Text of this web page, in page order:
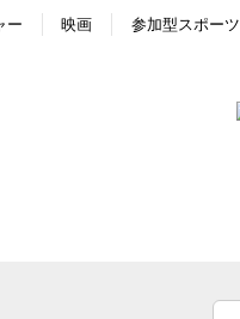
ー 映画 参加型スポーツ